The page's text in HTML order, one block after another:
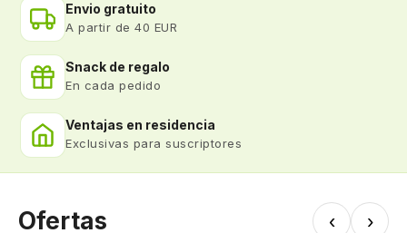
Envio gratuito
A partir de 40 EUR
Snack de regalo
En cada pedido
Ventajas en residencia
Exclusivas para suscriptores
Ofertas ‹ ›